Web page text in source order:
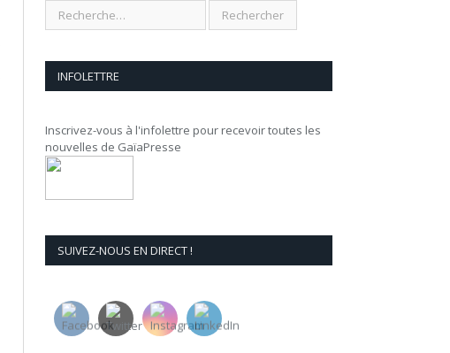
INFOLETTRE
Inscrivez-vous à l'infolettre pour recevoir toutes les
nouvelles de GaïaPresse
SUIVEZ-NOUS EN DIRECT !